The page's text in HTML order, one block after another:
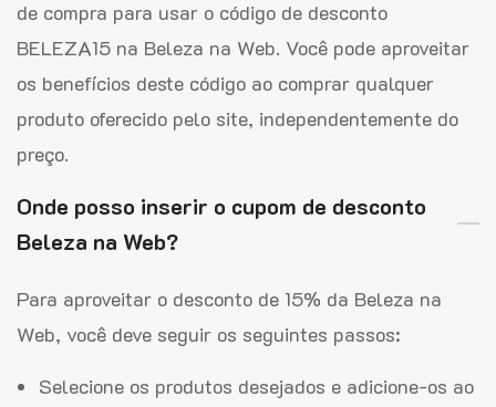
de compra para usar o código de desconto
BELEZA15 na Beleza na Web. Você pode aproveitar
os benefícios deste código ao comprar qualquer
produto oferecido pelo site, independentemente do
preço.
Onde posso inserir o cupom de desconto
Beleza na Web?
Para aproveitar o desconto de 15% da Beleza na
Web, você deve seguir os seguintes passos:
Selecione os produtos desejados e adicione-os ao